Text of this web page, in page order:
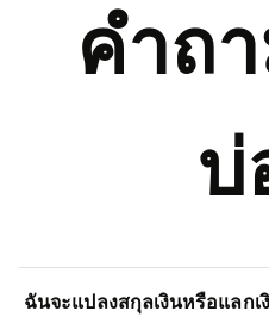
คำถ
บ่
ฉันจะแปลงสกุลเงินหรือแลกเ